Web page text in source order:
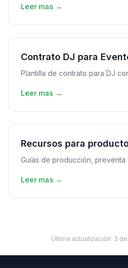
Leer mas →
Contrato DJ para
Plantilla de contrato para DJ
Leer mas →
Recursos para
Guías de producción, preventa
Leer mas →
Última actualización: 3